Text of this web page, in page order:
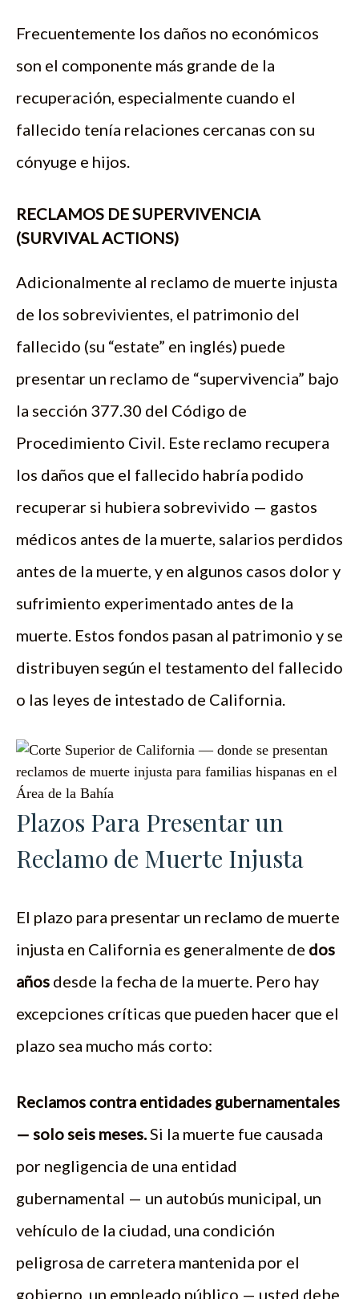
Frecuentemente los daños no económicos
son el componente más grande de la
recuperación, especialmente cuando el
fallecido tenía relaciones cercanas con su
cónyuge e hijos.
RECLAMOS DE SUPERVIVENCIA
(SURVIVAL ACTIONS)
Adicionalmente al reclamo de muerte injusta
de los sobrevivientes, el patrimonio del
fallecido (su “estate” en inglés) puede
presentar un reclamo de “supervivencia” bajo
la sección 377.30 del Código de
Procedimiento Civil. Este reclamo recupera
los daños que el fallecido habría podido
recuperar si hubiera sobrevivido — gastos
médicos antes de la muerte, salarios perdidos
antes de la muerte, y en algunos casos dolor y
sufrimiento experimentado antes de la
muerte. Estos fondos pasan al patrimonio y se
distribuyen según el testamento del fallecido
o las leyes de intestado de California.
Plazos Para Presentar un
Reclamo de Muerte Injusta
El plazo para presentar un reclamo de muerte
injusta en California es generalmente de dos
años desde la fecha de la muerte. Pero hay
excepciones críticas que pueden hacer que el
plazo sea mucho más corto:
Reclamos contra entidades gubernamentales
— solo seis meses.Si la muerte fue causada
por negligencia de una entidad
gubernamental — un autobús municipal, un
vehículo de la ciudad, una condición
peligrosa de carretera mantenida por el
gobierno, un empleado público — usted debe